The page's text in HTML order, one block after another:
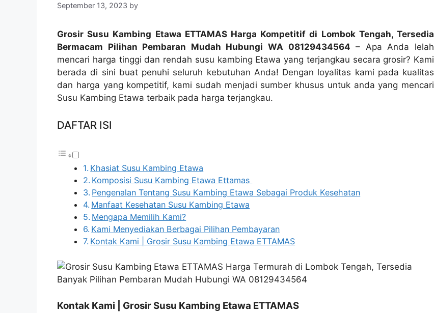
September 13, 2023 by
Grosir Susu Kambing Etawa ETTAMAS Harga Kompetitif di Lombok Tengah, Tersedia
Bermacam Pilihan Pembaran Mudah Hubungi WA 08129434564 – Apa Anda lelah
mencari harga tinggi dan rendah susu kambing Etawa yang terjangkau secara grosir? Kami
berada di sini buat penuhi seluruh kebutuhan Anda! Dengan loyalitas kami pada kualitas
dan harga yang kompetitif, kami sudah menjadi sumber khusus untuk anda yang mencari
Susu Kambing Etawa terbaik pada harga terjangkau.
DAFTAR ISI
Khasiat Susu Kambing Etawa
Komposisi Susu Kambing Etawa Ettamas
Pengenalan Tentang Susu Kambing Etawa Sebagai Produk Kesehatan
Manfaat Kesehatan Susu Kambing Etawa
Mengapa Memilih Kami?
Kami Menyediakan Berbagai Pilihan Pembayaran
Kontak Kami | Grosir Susu Kambing Etawa ETTAMAS
Kontak Kami | Grosir Susu Kambing Etawa ETTAMAS